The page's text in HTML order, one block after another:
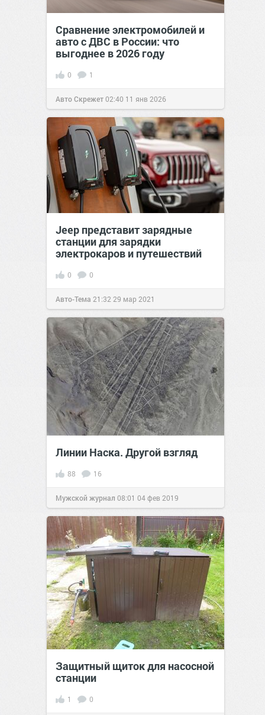
Сравнение электромобилей и
авто с ДВС в России: что
выгоднее в 2026 году
0 1
Авто Скрежет02:40 11 янв 2026
Jeep представит зарядные
станции для зарядки
электрокаров и путешествий
0 0
Авто-Тема 21:32 29 мар 2021
Линии Наска. Другой взгляд
88 16
Мужской журнал 08:01 04 фев 2019
Защитный щиток для насосной
станции
1 0